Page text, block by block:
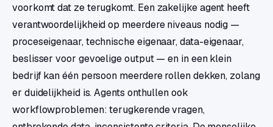
voorkomt dat ze terugkomt. Een zakelijke agent heeft
verantwoordelijkheid op meerdere niveaus nodig —
proceseigenaar, technische eigenaar, data-eigenaar,
beslisser voor gevoelige output — en in een klein
bedrijf kan één persoon meerdere rollen dekken, zolang
er duidelijkheid is. Agents onthullen ook
workflowproblemen: terugkerende vragen,